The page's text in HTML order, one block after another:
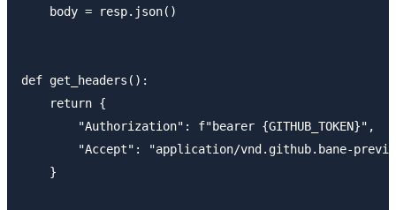
    body = resp.json()
def get_headers():
    return {
        "Authorization": f"bearer {GITHUB_TOKEN}",
"Accept": "application/vnd.github.bane-
    }